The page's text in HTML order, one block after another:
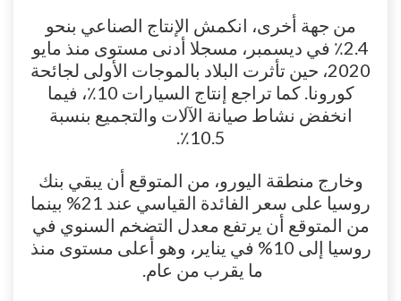
من جهة أخرى، انكمش الإنتاج الصناعي بنحو
2.4٪ في ديسمبر، مسجلا أدنى مستوى منذ مايو
2020، حين تأثرت البلاد بالموجات الأولى لجائحة
كورونا. كما تراجع إنتاج السيارات 10٪، فيما
انخفض نشاط صيانة الآلات والتجميع بنسبة
10.5٪.
وخارج منطقة اليورو، من المتوقع أن يبقي بنك
روسيا على سعر الفائدة القياسي عند 21% بينما
من المتوقع أن يرتفع معدل التضخم السنوي في
روسيا إلى 10% في يناير، وهو أعلى مستوى منذ
ما يقرب من عام.